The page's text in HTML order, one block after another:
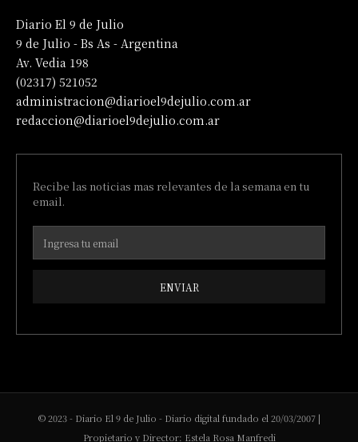
Diario El 9 de Julio
9 de Julio - Bs As - Argentina
Av. Vedia 198
(02317) 521052
administracion@diarioel9dejulio.com.ar
redaccion@diarioel9dejulio.com.ar
Recibe las noticias mas relevantes de la semana en tu
email.
ENVIAR
© 2023 - Diario El 9 de Julio - Diario digital fundado el 20/03/2007 |
Propietario y Director: Estela Rosa Manfredi